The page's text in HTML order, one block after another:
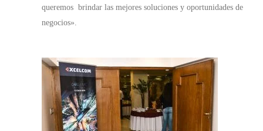
queremos brindar las mejores soluciones y oportunidades de
negocios».